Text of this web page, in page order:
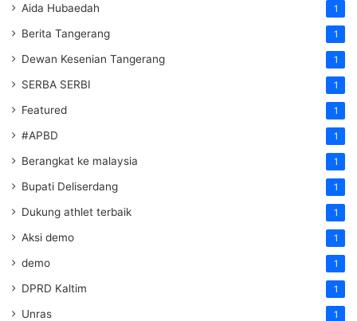
Aida Hubaedah 1
Berita Tangerang 1
Dewan Kesenian Tangerang 1
SERBA SERBI 1
Featured 1
#APBD 1
Berangkat ke malaysia 1
Bupati Deliserdang 1
Dukung athlet terbaik 1
Aksi demo 1
demo 1
DPRD Kaltim 1
Unras 1